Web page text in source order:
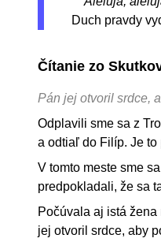
Duch pravdy
Čítanie zo
Pán jej otvoril srdce,
Odplavili sme sa z
a odtiaľ do Filíp. Je to
V tomto meste sme
predpokladali, že sa
Počúvala aj istá
jej otvoril srdce, aby